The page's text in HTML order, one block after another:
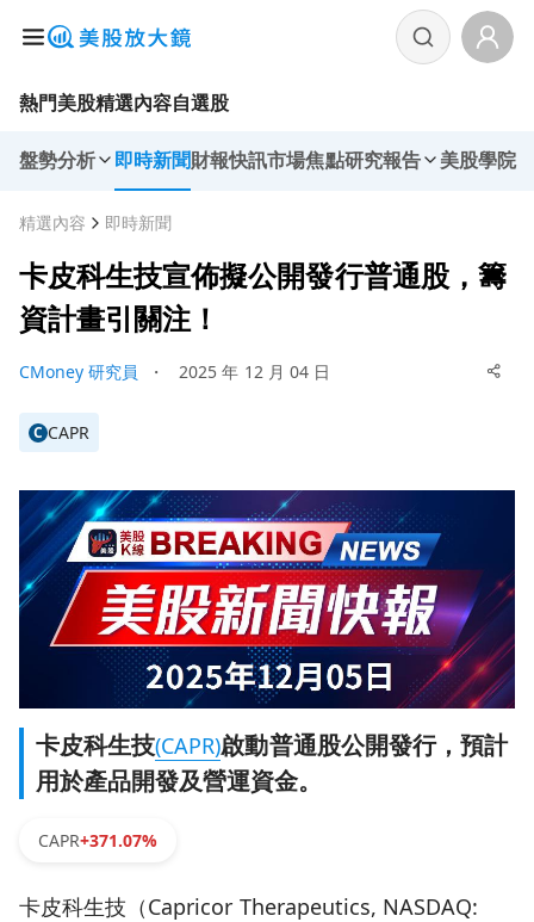
熱門美股精選內容自選股
盤勢分析 即時新聞財報快訊市場焦點研究報告 美股學院
精選內容 即時新聞
卡皮科生技宣佈擬公開發行普通股，籌
資計畫引關注！
CMoney 研究員 ・ 2025 年 12 月 04 日
C CAPR
卡皮科生技(CAPR)啟動普通股公開發行，預計
用於產品開發及營運資金。
CAPR+371.07%
卡皮科生技（Capricor Therapeutics, NASDAQ: